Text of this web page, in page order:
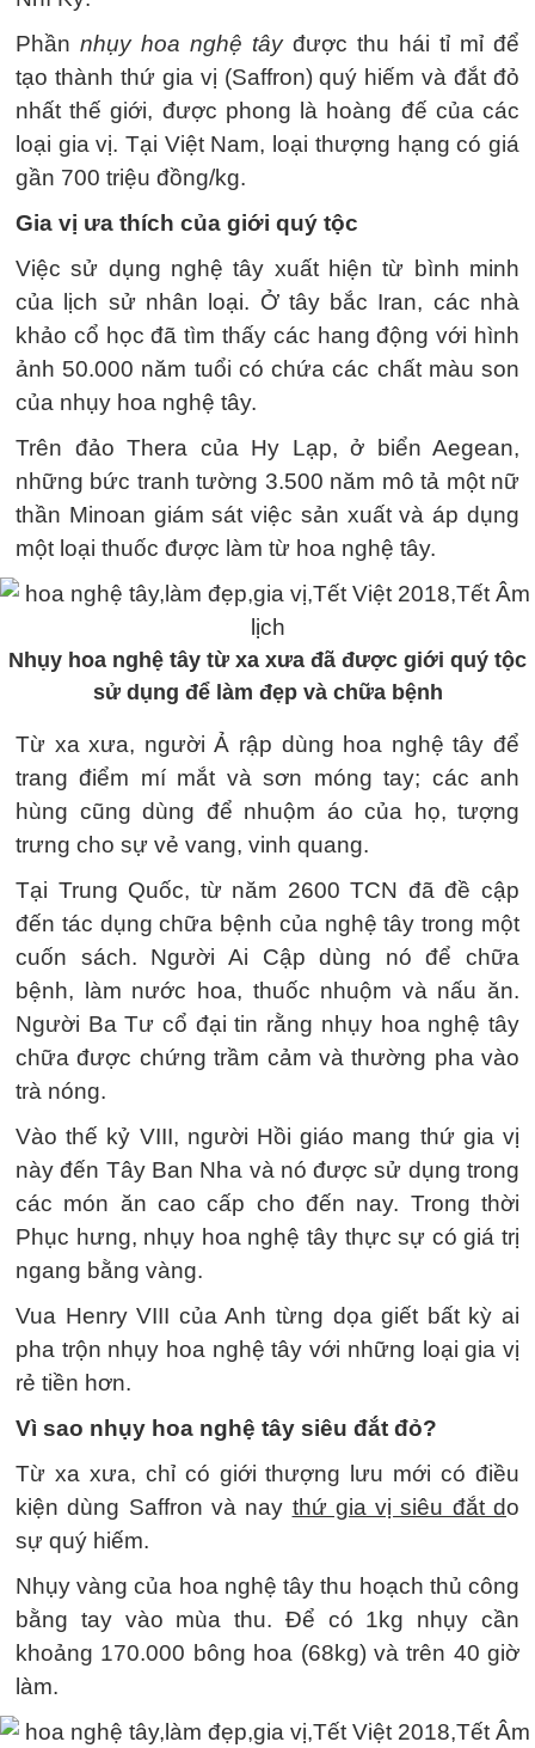
Phần nhụy hoa nghệ tâyđược thu hái tỉ mỉ để
tạo thành thứ gia vị (Saffron) quý hiếm và đắt đỏ
nhất thế giới, được phong là hoàng đế của các
loại gia vị. Tại Việt Nam, loại thượng hạng có giá
gần 700 triệu đồng/kg.
Gia vị ưa thích của giới quý tộc
Việc sử dụng nghệ tây xuất hiện từ bình minh
của lịch sử nhân loại. Ở tây bắc Iran, các nhà
khảo cổ học đã tìm thấy các hang động với hình
ảnh 50.000 năm tuổi có chứa các chất màu son
của nhụy hoa nghệ tây.
Trên đảo Thera của Hy Lạp, ở biển Aegean,
những bức tranh tường 3.500 năm mô tả một nữ
thần Minoan giám sát việc sản xuất và áp dụng
một loại thuốc được làm từ hoa nghệ tây.
Nhụy hoa nghệ tây từ xa xưa đã được giới quý tộc
sử dụng để làm đẹp và chữa bệnh
Từ xa xưa, người Ả rập dùng hoa nghệ tây để
trang điểm mí mắt và sơn móng tay; các anh
hùng cũng dùng để nhuộm áo của họ, tượng
trưng cho sự vẻ vang, vinh quang.
Tại Trung Quốc, từ năm 2600 TCN đã đề cập
đến tác dụng chữa bệnh của nghệ tây trong một
cuốn sách. Người Ai Cập dùng nó để chữa
bệnh, làm nước hoa, thuốc nhuộm và nấu ăn.
Người Ba Tư cổ đại tin rằng nhụy hoa nghệ tây
chữa được chứng trầm cảm và thường pha vào
trà nóng.
Vào thế kỷ VIII, người Hồi giáo mang thứ gia vị
này đến Tây Ban Nha và nó được sử dụng trong
các món ăn cao cấp cho đến nay. Trong thời
Phục hưng, nhụy hoa nghệ tây thực sự có giá trị
ngang bằng vàng.
Vua Henry VIII của Anh từng dọa giết bất kỳ ai
pha trộn nhụy hoa nghệ tây với những loại gia vị
rẻ tiền hơn.
Vì sao nhụy hoa nghệ tây siêu đắt đỏ?
Từ xa xưa, chỉ có giới thượng lưu mới có điều
kiện dùng Saffron và nay thứ gia vị siêu đắt do
sự quý hiếm.
Nhụy vàng của hoa nghệ tây thu hoạch thủ công
bằng tay vào mùa thu. Để có 1kg nhụy cần
khoảng 170.000 bông hoa (68kg) và trên 40 giờ
làm.